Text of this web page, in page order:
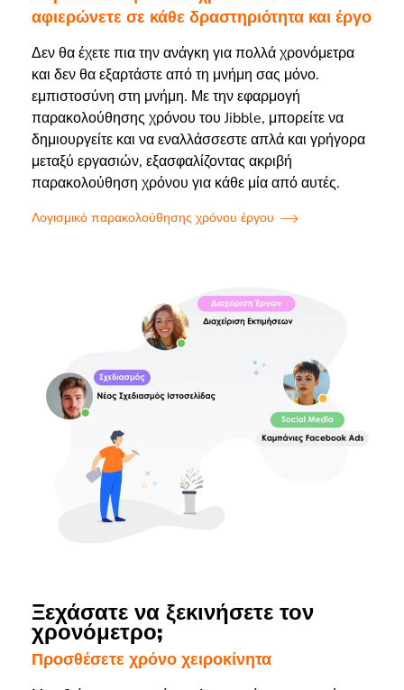
αφιερώνετε σε κάθε δραστηριότητα και έργο
Δεν θα έχετε πια την ανάγκη για πολλά χρονόμετρα
και δεν θα εξαρτάστε από τη μνήμη σας μόνο.
εμπιστοσύνη στη μνήμη. Με την εφαρμογή
παρακολούθησης χρόνου του Jibble, μπορείτε να
δημιουργείτε και να εναλλάσσεστε απλά και γρήγορα
μεταξύ εργασιών, εξασφαλίζοντας ακριβή
παρακολούθηση χρόνου για κάθε μία από αυτές.
Λογισμικό παρακολούθησης χρόνου έργου
Ξεχάσατε να ξεκινήσετε τον
χρονόμετρο;
Προσθέσετε χρόνο χειροκίνητα